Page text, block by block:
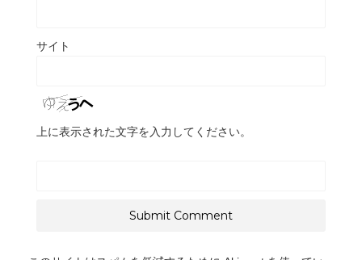
サイト
上に表示された文字を入力してください。